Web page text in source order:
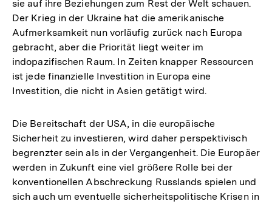
sie auf ihre Beziehungen zum Rest der Welt schauen.
Der Krieg in der Ukraine hat die amerikanische
Aufmerksamkeit nun vorläufig zurück nach Europa
gebracht, aber die Priorität liegt weiter im
indopazifischen Raum. In Zeiten knapper Ressourcen
ist jede finanzielle Investition in Europa eine
Investition, die nicht in Asien getätigt wird.
Die Bereitschaft der USA, in die europäische
Sicherheit zu investieren, wird daher perspektivisch
begrenzter sein als in der Vergangenheit. Die Europäer
werden in Zukunft eine viel größere Rolle bei der
konventionellen Abschreckung Russlands spielen und
sich auch um eventuelle sicherheitspolitische Krisen in